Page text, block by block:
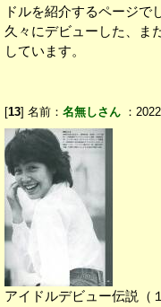
ドルを紹介するページで
久々にデビューした、ま
しています。
[13] 名前： 名無しさん ：
アイドルデビュー伝説（